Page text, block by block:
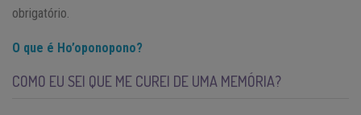
obrigatório.
O que é Ho’oponopono?
COMO EU SEI QUE ME CUREI DE UMA MEMÓRIA?